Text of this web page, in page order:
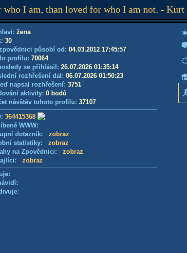
who I am, than loved for who I am not. - Kurt
žena
30
působí od: 04.03.2012 17:45:57
profilu: 70064
se přihlásil: 26.07.2026 01:35:14
rozhřešení dal: 06.07.2026 01:50:23
napsal rozhřešení: 3751
aktivity: 0 bodů
návštěv tohoto profilu: 37107
364415368
WWW:
dotazník: zobraz
statistiky: zobraz
na Zpovědnici: zobraz
zobraz